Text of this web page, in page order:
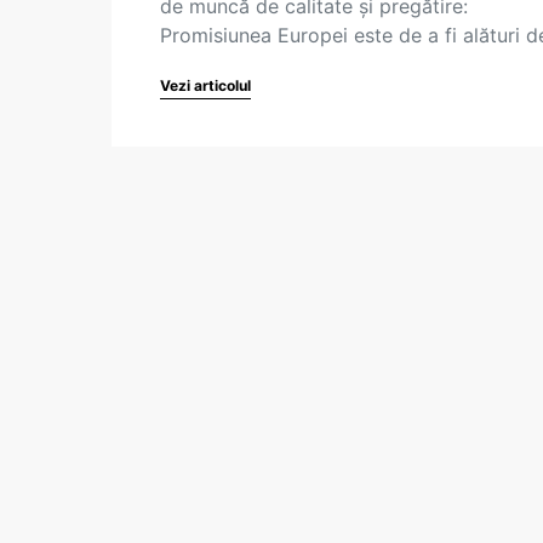
de muncă de calitate și pregătire:
Promisiunea Europei este de a fi alături
Vezi articolul